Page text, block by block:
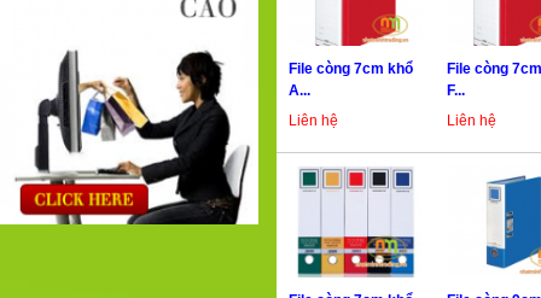
File còng 7cm khổ
A...
Liên hệ
File còng
F...
Liên hệ